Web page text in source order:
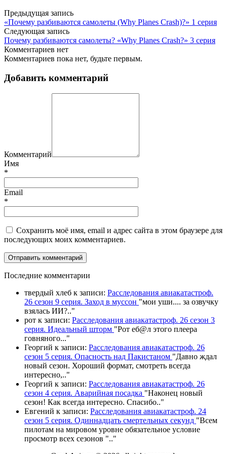
Предыдущая запись
«Почему разбиваются самолеты (Why Planes Crash)?» 1 серия
Следующая запись
Почему разбиваются самолеты? «Why Planes Crash?» 3 серия
Комментариев нет
Комментариев пока нет, будьте первым.
Добавить комментарий
Комментарий
Имя
*
Email
*
Сохранить моё имя, email и адрес сайта в этом браузере для
последующих моих комментариев.
Последние комментарии
твердый хлеб к записи: Расследования авиакатастроф.
26 сезон 9 серия. Заход в муссон "мои уши.... за озвучку
взялась ИИ?.."
рот к записи: Расследования авиакатастроф. 26 сезон 3
серия. Идеальный шторм "Рот еб@л этого плеера
говняного..."
Георгий к записи: Расследования авиакатастроф. 26
сезон 5 серия. Опасность над Пакистаном "Давно ждал
новый сезон. Хороший формат, смотреть всегда
интересно,.."
Георгий к записи: Расследования авиакатастроф. 26
сезон 4 серия. Аварийная посадка "Наконец новый
сезон! Как всегда интересно. Спасибо.."
Евгений к записи: Расследования авиакатастроф. 24
сезон 5 серия. Одиннадцать смертельных секунд "Всем
пилотам на мировом уровне обязательное условие
просмотр всех сезонов ".."